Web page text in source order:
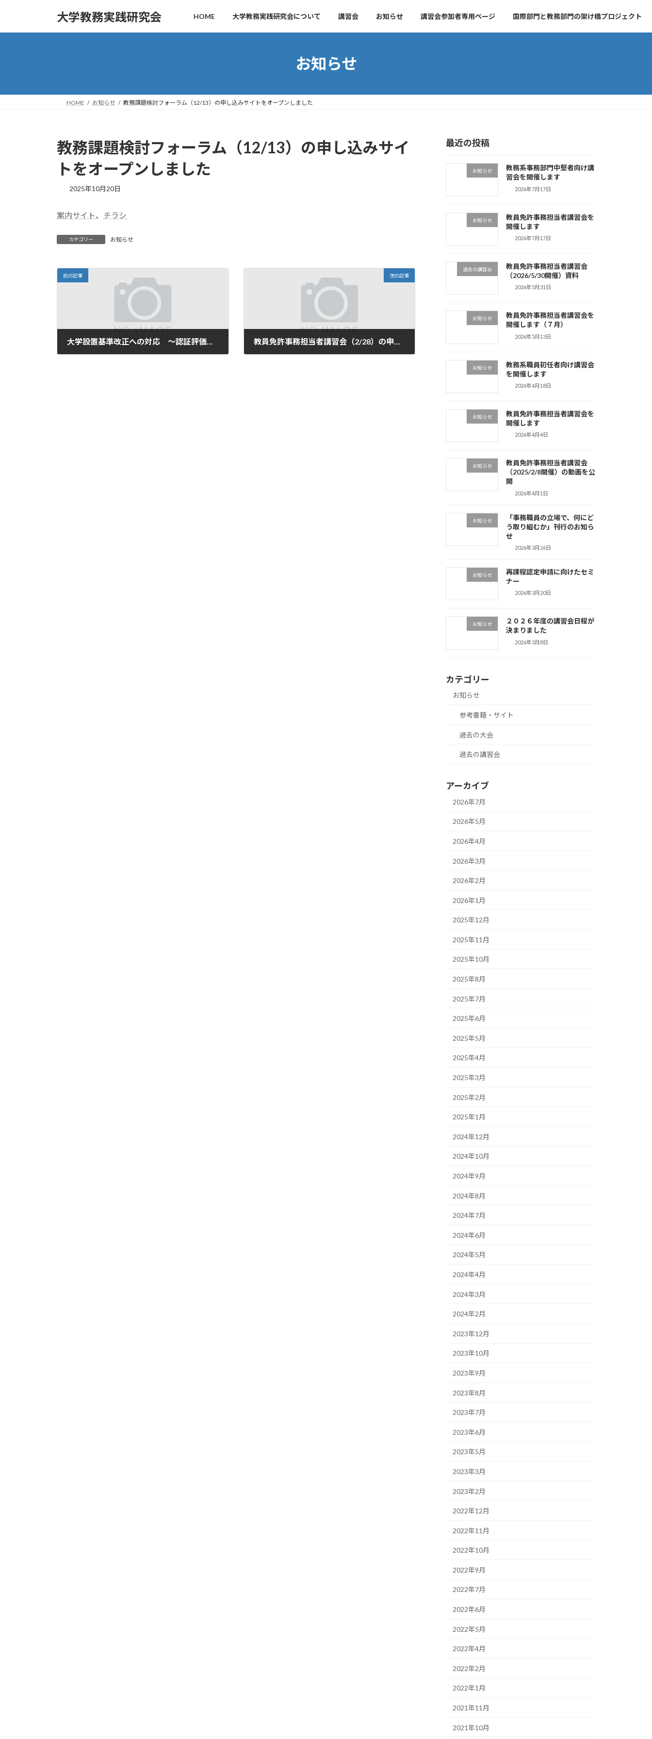
大学教務実践研究会 HOME 大学教務実践研究会について 講習会 お知らせ 講習会参加者専用ページ 国際部門と教務部門の架け橋プロジェクト
お知らせ
HOME お知らせ 教務課題検討フォーラム（12/13）の申し込みサイトをオープンしました
教務課題検討フォーラム（12/13）の申し込みサイ
トをオープンしました
2025年10月20日
案内サイト、 チラシ
カテゴリー お知らせ
前の記事 次の記事
最近の投稿
お知らせ
教務系事務部門中堅者向け講
習会を開催します
2026年7月17日
お知らせ
教員免許事務担当者講習会を
開催します
2026年7月17日
過去の講習会
教員免許事務担当者講習会
（2026/5/30開催）資料
2026年5月31日
お知らせ
教員免許事務担当者講習会を
開催します（７月）
2026年5月13日
お知らせ
教務系職員初任者向け講習会
を開催します
2026年4月18日
お知らせ
教員免許事務担当者講習会を
開催します
2026年4月4日
お知らせ
教員免許事務担当者講習会
（2025/2/8開催）の動画を公
開
2026年4月1日
お知らせ
「事務職員の立場で、何にど
う取り組むか」刊行のお知ら
せ
2026年3月26日
お知らせ
再課程認定申請に向けたセミ
ナー
2026年3月20日
お知らせ
２０２６年度の講習会日程が
決まりました
2026年3月8日
カテゴリー
お知らせ
参考書籍・サイト
過去の大会
過去の講習会
アーカイブ
2026年7月
2026年5月
2026年4月
2026年3月
2026年2月
2026年1月
2025年12月
2025年11月
2025年10月
2025年8月
2025年7月
2025年6月
2025年5月
2025年4月
2025年3月
2025年2月
2025年1月
2024年12月
2024年10月
2024年9月
2024年8月
2024年7月
2024年6月
2024年5月
2024年4月
2024年3月
2024年2月
2023年12月
2023年10月
2023年9月
2023年8月
2023年7月
2023年6月
2023年5月
2023年3月
2023年2月
2022年12月
2022年11月
2022年10月
2022年9月
2022年7月
2022年6月
2022年5月
2022年4月
2022年2月
2022年1月
2021年11月
2021年10月